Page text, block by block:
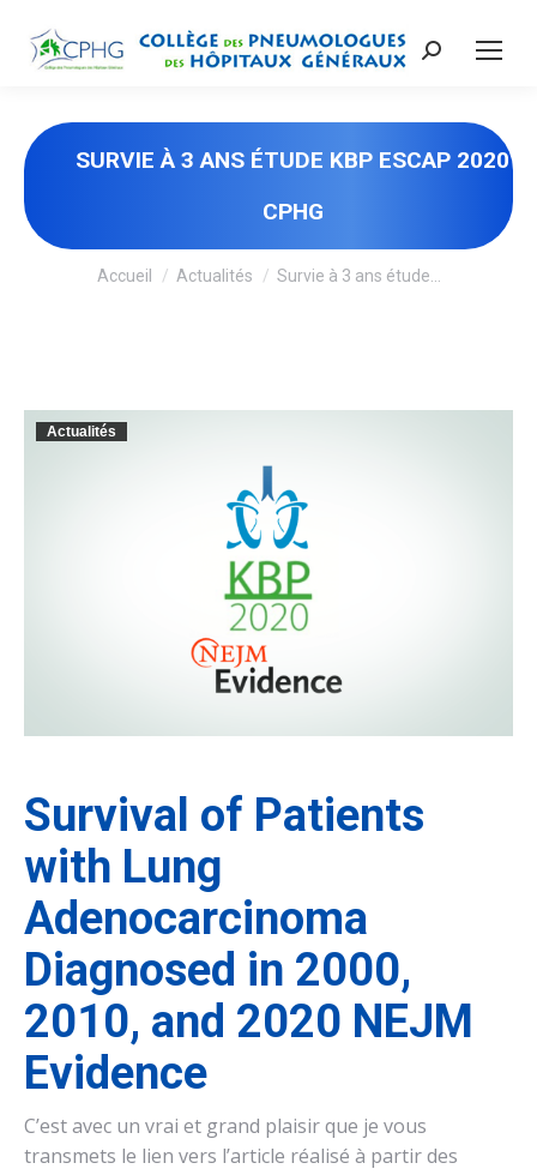
Recherche
SURVIE À 3 ANS ÉTUDE KBP ESCAP 2020
CPHG
Vous êtes ici :
Accueil Actualités Survie à 3 ans étude…
Actualités
Survival of Patients
with Lung
Adenocarcinoma
Diagnosed in 2000,
2010, and 2020 NEJM
Evidence
C’est avec un vrai et grand plaisir que je vous
transmets le lien vers l’article réalisé à partir des